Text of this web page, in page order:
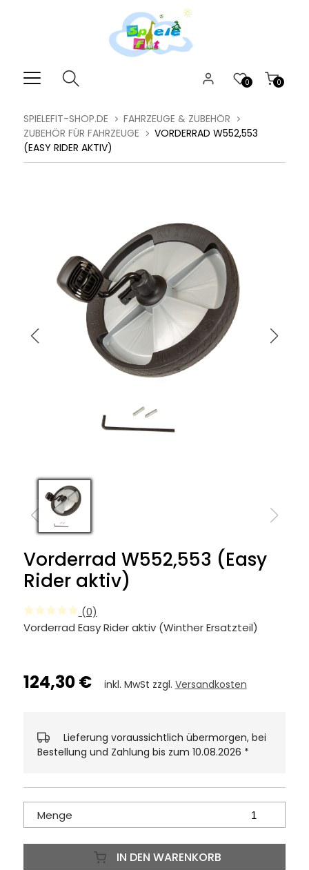
0
0
SPIELEFIT-SHOP.DE
FAHRZEUGE & ZUBEHÖR
ZUBEHÖR FÜR FAHRZEUGE
VORDERRAD W552,553
(EASY RIDER AKTIV)
Vorderrad W552,553 (Easy
Rider aktiv)
(0)
Vorderrad Easy Rider aktiv (Winther Ersatzteil)
124,30 € inkl. MwSt zzgl. Versandkosten
Lieferung voraussichtlich übermorgen, bei
Bestellung und Zahlung bis zum 10.08.2026 *
Menge
IN DEN WARENKORB